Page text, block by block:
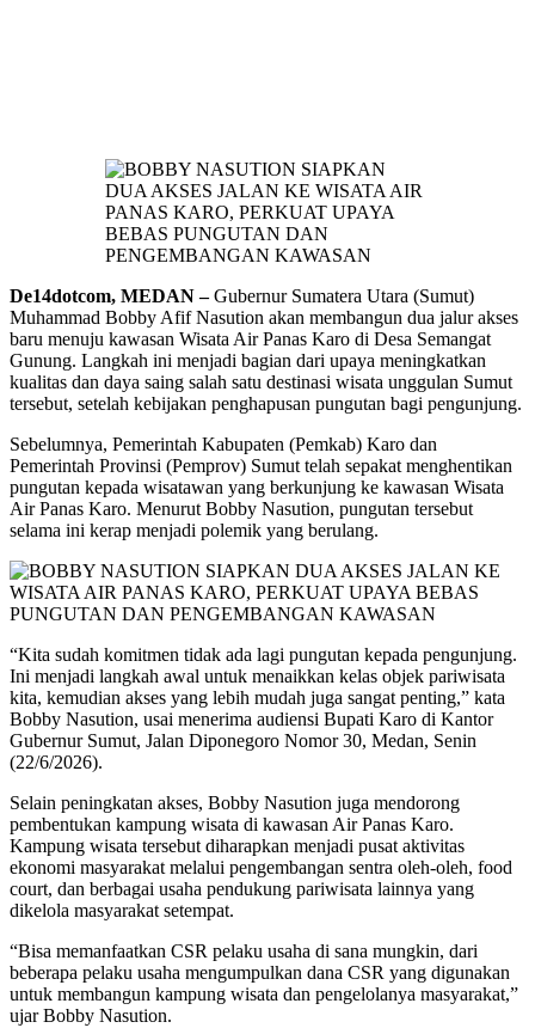
De14dotcom, MEDAN –Gubernur Sumatera Utara (Sumut)
Muhammad Bobby Afif Nasution akan membangun dua jalur akses
baru menuju kawasan Wisata Air Panas Karo di Desa Semangat
Gunung. Langkah ini menjadi bagian dari upaya meningkatkan
kualitas dan daya saing salah satu destinasi wisata unggulan Sumut
tersebut, setelah kebijakan penghapusan pungutan bagi pengunjung.
Sebelumnya, Pemerintah Kabupaten (Pemkab) Karo dan
Pemerintah Provinsi (Pemprov) Sumut telah sepakat menghentikan
pungutan kepada wisatawan yang berkunjung ke kawasan Wisata
Air Panas Karo. Menurut Bobby Nasution, pungutan tersebut
selama ini kerap menjadi polemik yang berulang.
“Kita sudah komitmen tidak ada lagi pungutan kepada pengunjung.
Ini menjadi langkah awal untuk menaikkan kelas objek pariwisata
kita, kemudian akses yang lebih mudah juga sangat penting,” kata
Bobby Nasution, usai menerima audiensi Bupati Karo di Kantor
Gubernur Sumut, Jalan Diponegoro Nomor 30, Medan, Senin
(22/6/2026).
Selain peningkatan akses, Bobby Nasution juga mendorong
pembentukan kampung wisata di kawasan Air Panas Karo.
Kampung wisata tersebut diharapkan menjadi pusat aktivitas
ekonomi masyarakat melalui pengembangan sentra oleh-oleh, food
court, dan berbagai usaha pendukung pariwisata lainnya yang
dikelola masyarakat setempat.
“Bisa memanfaatkan CSR pelaku usaha di sana mungkin, dari
beberapa pelaku usaha mengumpulkan dana CSR yang digunakan
untuk membangun kampung wisata dan pengelolanya masyarakat,”
ujar Bobby Nasution.